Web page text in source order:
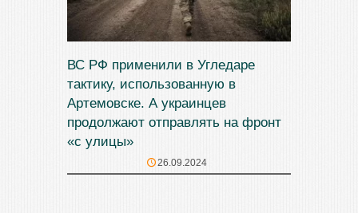
ВС РФ применили в Угледаре
тактику, использованную в
Артемовске. А украинцев
продолжают отправлять на фронт
«с улицы»
26.09.2024